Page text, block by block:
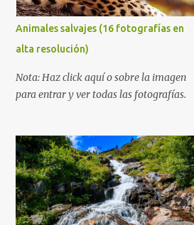
Animales salvajes (16 fotografías en
alta resolución)
Nota: Haz click aquí o sobre la imagen
para entrar y ver todas las fotografías.